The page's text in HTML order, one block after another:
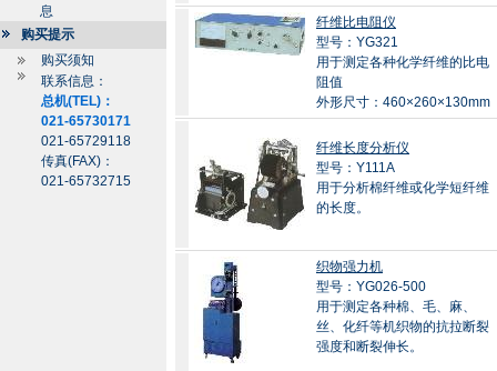
息
购买提示
购买须知
联系信息：
总机(TEL)：
021-65730171
021-65729118
传真(FAX)：
021-65732715
纤维比电阻仪
型号：YG321
用于测定各种化学纤维的比电
阻值
外形尺寸：460×260×130mm
纤维长度分析仪
型号：Y111A
用于分析棉纤维或化学短纤维
的长度。
织物强力机
型号：YG026-500
用于测定各种棉、毛、麻、
丝、化纤等机织物的抗拉断裂
强度和断裂伸长。